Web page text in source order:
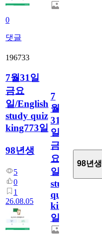
0
댓글
196733
7월31일
금요
일/English
study quiz
king773일
98년생
5
0
1
26.08.05
7
월
31
일
금
요
일/English
study
quiz
king773
일
98년생